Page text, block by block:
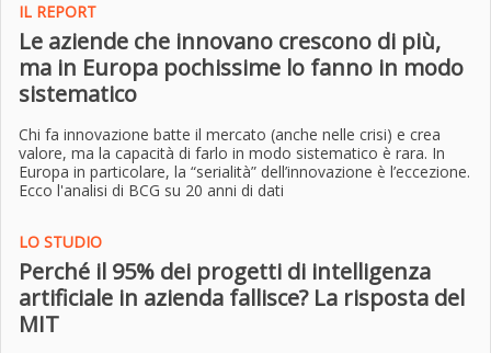
IL REPORT
Le aziende che innovano crescono di più,
ma in Europa pochissime lo fanno in modo
sistematico
Chi fa innovazione batte il mercato (anche nelle crisi) e crea
valore, ma la capacità di farlo in modo sistematico è rara. In
Europa in particolare, la “serialità” dell’innovazione è l’eccezione.
Ecco l'analisi di BCG su 20 anni di dati
LO STUDIO
Perché il 95% dei progetti di intelligenza
artificiale in azienda fallisce? La risposta del
MIT